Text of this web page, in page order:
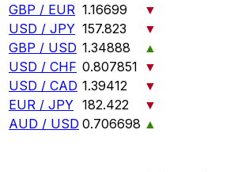
GBP / EUR 1.16699
▼
USD / JPY 157.823
▼
GBP / USD 1.34888
▲
USD / CHF 0.807851 ▼
USD / CAD 1.39412
▼
EUR / JPY 182.422
▼
AUD / USD 0.706698 ▲